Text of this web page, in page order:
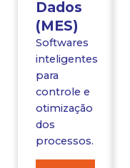
Dados
(MES)
Softwares
inteligentes
para
controle e
otimização
dos
processos.